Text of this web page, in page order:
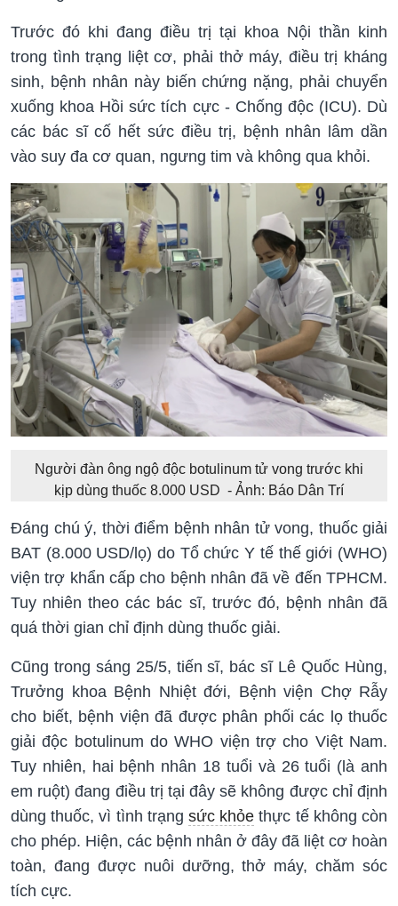
Trước đó khi đang điều trị tại khoa Nội thần kinh
trong tình trạng liệt cơ, phải thở máy, điều trị kháng
sinh, bệnh nhân này biến chứng nặng, phải chuyển
xuống khoa Hồi sức tích cực - Chống độc (ICU). Dù
các bác sĩ cố hết sức điều trị, bệnh nhân lâm dần
vào suy đa cơ quan, ngưng tim và không qua khỏi.
Người đàn ông ngộ độc botulinum tử vong trước khi
kịp dùng thuốc 8.000 USD - Ảnh: Báo Dân Trí
Đáng chú ý, thời điểm bệnh nhân tử vong, thuốc giải
BAT (8.000 USD/lọ) do Tổ chức Y tế thế giới (WHO)
viện trợ khẩn cấp cho bệnh nhân đã về đến TPHCM.
Tuy nhiên theo các bác sĩ, trước đó, bệnh nhân đã
quá thời gian chỉ định dùng thuốc giải.
Cũng trong sáng 25/5, tiến sĩ, bác sĩ Lê Quốc Hùng,
Trưởng khoa Bệnh Nhiệt đới, Bệnh viện Chợ Rẫy
cho biết, bệnh viện đã được phân phối các lọ thuốc
giải độc botulinum do WHO viện trợ cho Việt Nam.
Tuy nhiên, hai bệnh nhân 18 tuổi và 26 tuổi (là anh
em ruột) đang điều trị tại đây sẽ không được chỉ định
dùng thuốc, vì tình trạng sức khỏe thực tế không còn
cho phép. Hiện, các bệnh nhân ở đây đã liệt cơ hoàn
toàn, đang được nuôi dưỡng, thở máy, chăm sóc
tích cực.